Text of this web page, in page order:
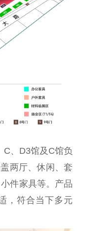
C、D3馆及C馆负
两厅、休闲、套
件家具等。产品
，符合当下多元